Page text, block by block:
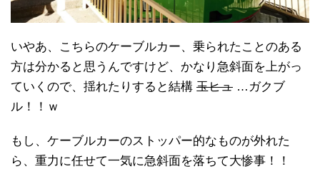
いやあ、こちらのケーブルカー、乗られたことのある
方は分かると思うんですけど、かなり急斜面を上がっ
ていくので、揺れたりすると結構 玉ヒュ …ガクブ
ル！！ｗ
もし、ケーブルカーのストッパー的なものが外れた
ら、重力に任せて一気に急斜面を落ちて大惨事！！